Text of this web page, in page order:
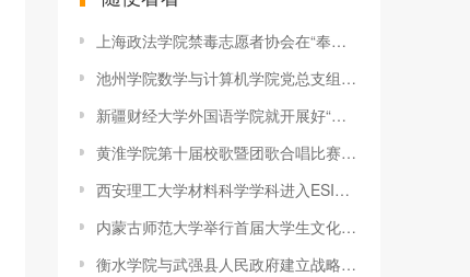
上海政法学院禁毒志愿者协会在“奉献杯”首届上海青年志愿者服务
池州学院数学与计算机学院党总支组织开展教师党员示范公开课
新疆财经大学外国语学院就开展好“六个一”宣讲活动进行动员部署
黄淮学院第十届校歌暨团歌合唱比赛隆重举行
西安理工大学材料科学学科进入ESI全球排名前1%
内蒙古师范大学举行首届大学生文化艺术活动月——“红色经典我咏
衡水学院与武强县人民政府建立战略合作伙伴关系